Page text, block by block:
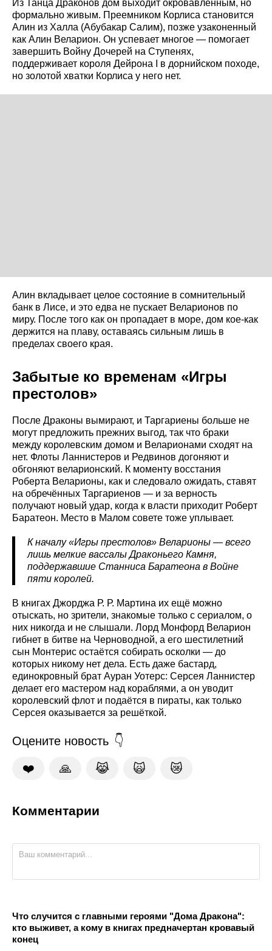
Из Танца Драконов дом выходит окровавленным, но
формально живым. Преемником Корлиса становится
Алин из Халла (Абубакар Салим), позже узаконенный
как Алин Веларион. Он успевает многое — помогает
завершить Войну Дочерей на Ступенях,
поддерживает короля Дейрона I в дорнийском походе,
но золотой хватки Корлиса у него нет.
Алин вкладывает целое состояние в сомнительный
банк в Лисе, и это едва не пускает Веларионов по
миру. После того как он пропадает в море, дом кое-как
держится на плаву, оставаясь сильным лишь в
пределах своего края.
Забытые ко временам «Игры
престолов»
После Драконы вымирают, и Таргариены больше не
могут предложить прежних выгод, так что браки
между королевским домом и Веларионами сходят на
нет. Флоты Ланнистеров и Редвинов догоняют и
обгоняют веларионский. К моменту восстания
Роберта Веларионы, как и следовало ожидать, ставят
на обречённых Таргариенов — и за верность
получают новый удар, когда к власти приходит Роберт
Баратеон. Место в Малом совете тоже уплывает.
К началу «Игры престолов» Веларионы — всего
лишь мелкие вассалы Драконьего Камня,
поддержавшие Станниса Баратеона в Войне
пяти королей.
В книгах Джорджа Р. Р. Мартина их ещё можно
отыскать, но зрители, знакомые только с сериалом, о
них никогда и не слышали. Лорд Монфорд Веларион
гибнет в битве на Черноводной, а его шестилетний
сын Монтерис остаётся собирать осколки — до
которых никому нет дела. Есть даже бастард,
единокровный брат Ауран Уотерс: Серсея Ланнистер
делает его мастером над кораблями, а он уводит
королевский флот и подаётся в пираты, как только
Серсея оказывается за решёткой.
Оцените новость
❤️ 🙏 😹 🙀 😿
Комментарии
Что случится с главными героями "Дома Дракона":
кто выживет, а кому в книгах предначертан кровавый
конец